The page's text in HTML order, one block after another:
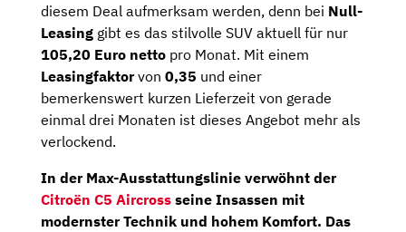
diesem Deal aufmerksam werden, denn bei Null-
Leasing gibt es das stilvolle SUV aktuell für nur
105,20 Euro netto pro Monat. Mit einem
Leasingfaktorvon 0,35 und einer
bemerkenswert kurzen Lieferzeit von gerade
einmal drei Monaten ist dieses Angebot mehr als
verlockend.
In der Max-Ausstattungslinie verwöhnt der
Citroën C5 Aircross seine Insassen mit
modernster Technik und hohem Komfort. Das